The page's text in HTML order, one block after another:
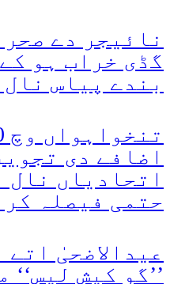
نائیجر دے
بندے پیاس
اضافے دی
اتحادیاں نال
حتمی فیصلہ
عیدالاضحیٰ
’’گو کیش لیس‘‘